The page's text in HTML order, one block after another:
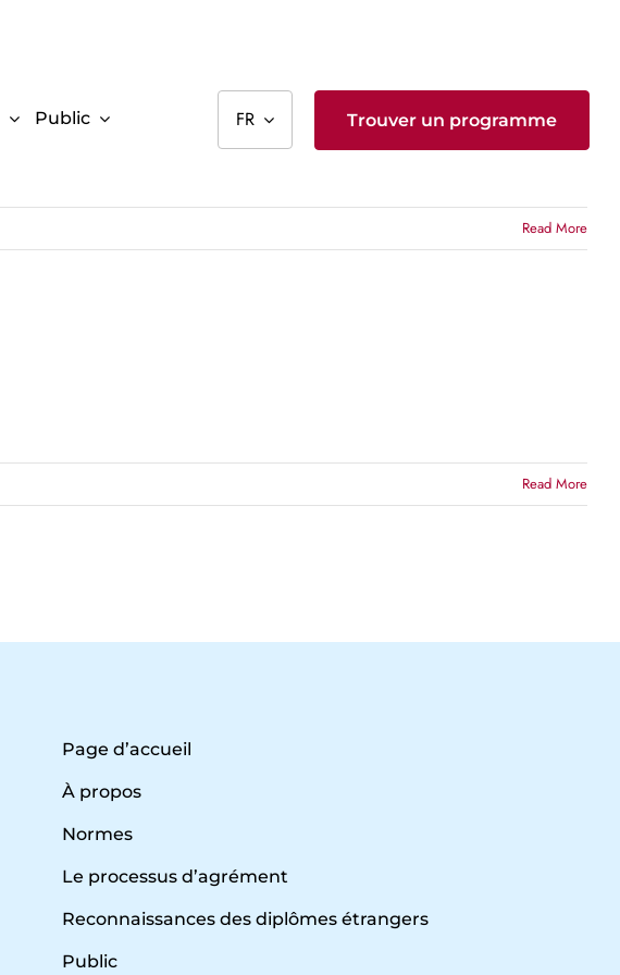
Public FR Trouver un programme
Read More
Read More
Page d’accueil
À propos
Normes
Le processus d’agrément
Reconnaissances des diplômes étrangers
Public